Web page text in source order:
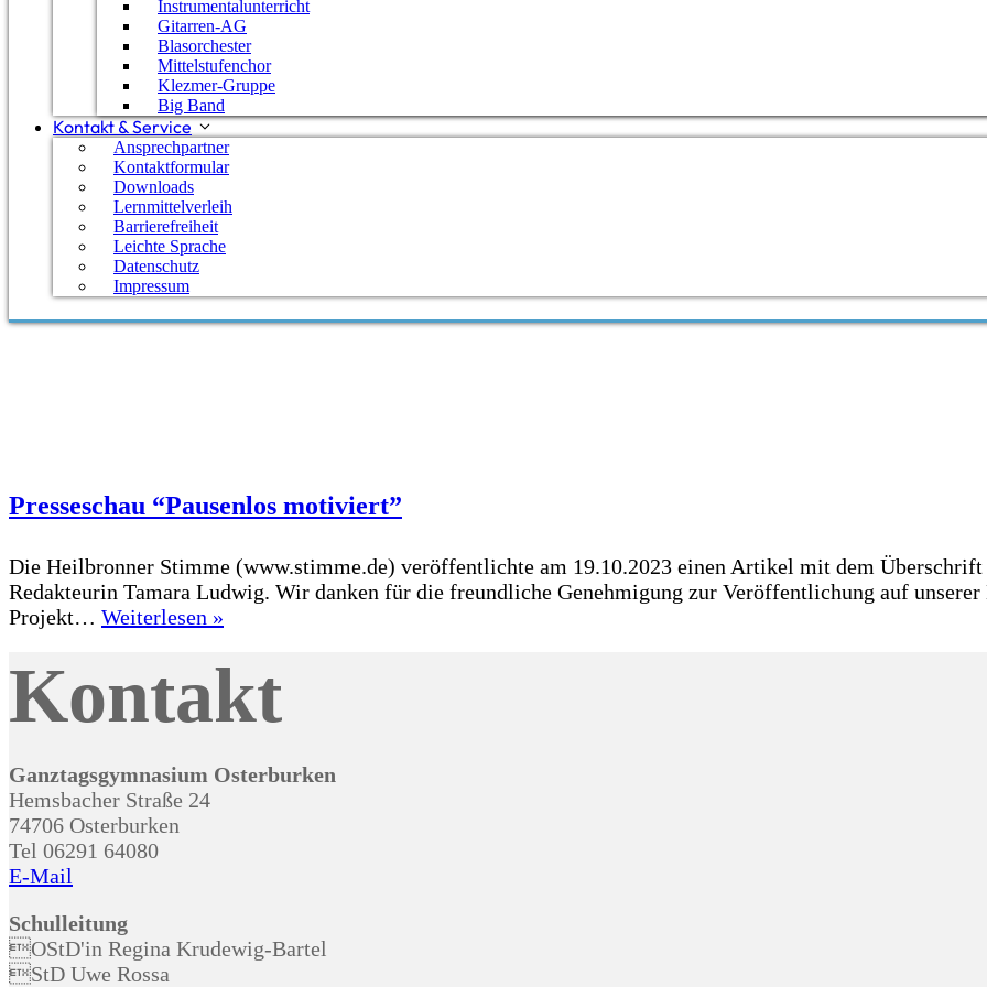
Instrumentalunterricht
Gitarren-AG
Blasorchester
Mittelstufenchor
Klezmer-Gruppe
Big Band
Kontakt & Service
Ansprechpartner
Kontaktformular
Downloads
Lernmittelverleih
Barrierefreiheit
Leichte Sprache
Datenschutz
Impressum
Presse berichtete. Wir möchten Ihnen hier einen kleinen Überblick über die Pressestimmen anlässlich des
Presseschau “Pausenlos motiviert”
Die Heilbronner Stimme (www.stimme.de) veröffentlichte am 19.10.2023 einen Artikel mit dem Überschrift
Redakteurin Tamara Ludwig. Wir danken für die freundliche Genehmigung zur Veröffentlichung auf
Projekt… Weiterlesen »
motiviert”
Kontakt
Ganztagsgymnasium Osterburken
Hemsbacher Straße 24
74706 Osterburken
Tel 06291 64080
E-Mail
Schulleitung
OStD'in Regina Krudewig-Bartel
StD Uwe Rossa